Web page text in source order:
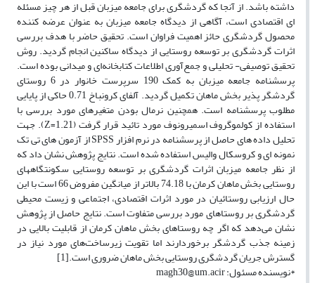
داشته باشد. از آنجا که گردشگری برای جامعه میزبان قبل از هر چیز مسئله
ای اقتصادی است، آگاهی از دیدگاه جامعه میزبان به عنوان عرضه کننده
محصول گردشگری حائز اهمیت فراوان است. تحقیق حاضر با هدف بررسی
اثرات گردشگری بر توسعه روستایی از دیدگاه ساکنین انجام گردید. روش
تحقیق توصیفی- تحلیلی و جمع‌آوری اطلاعات کتابخانه‌ای و میدانی بوده است.
پرسشنامه جامعه میزبان به کمک 190 سرپرست خانوار در 6 روستای
گردشگر پذیر بخش ماهان تکمیل گردید. آلفای کرونباخ 0.71 حاکی از پایایی
مطلوب پرسشنامه است. همچنین نرمال بودن متغیرهای مورد بررسی با
استفاده از کولموگروف اسمیرونوف مورد تائید قرار گرفت (Z=1.21). جهت
تحلیل داده های حاصل از پرسشنامه در نرم افزار SPSS از آزمون های تی تک
نمونه ای و کروسکال والیس استفاده شده است. نتایج پژوهش نشان داد که
از نظر جامعه میزبان اثرات گردشگری بر توسعه روستایی سکونتگاههای
روستایی بخش ماهان کرمان با 74.18 بالاتر از میانگین مفروض 66 است با این
حال ارزیابی روستائیان در مورد اثرات اقتصادی، اجتماعی و زیست محیطی
گردشگری بر روستاهای مورد بررسی متفاوت است. نتایج حاصل از پژوهش
نشان می‌دهد که اگر چه روستاهای بخش ماهان کرمان از قابلیت بالایی در
زمینه جذب گردشگر برخوردارند اما تقویت زیرساخت‌های مورد نیاز در
گسترش جریان گردشگری روستایی بخش ماهان ضروری است.[1]
*نویسنده مسئول: magh30@um.acir